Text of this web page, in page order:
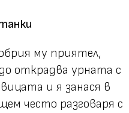
му приятел,
открадва урната с
и я занася в
често разговаря с